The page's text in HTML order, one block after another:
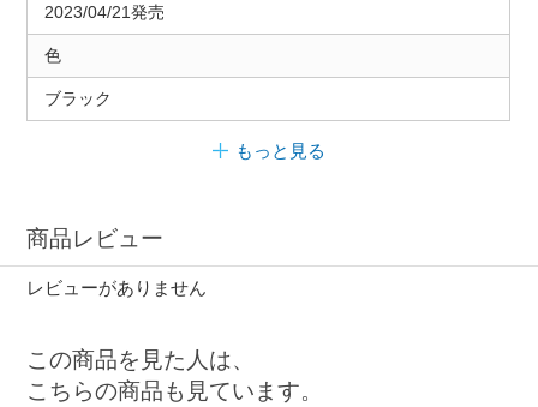
2023/04/21発売
色
ブラック
もっと見る
商品レビュー
レビューがありません
この商品を見た人は、
こちらの商品も見ています。